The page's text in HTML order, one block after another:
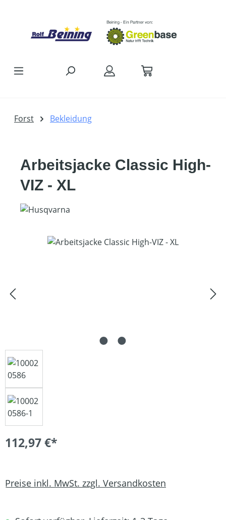
Forst Bekleidung
Arbeitsjacke Classic High-
VIZ - XL
Bildergalerie überspringen
112,97 €*
Preise inkl. MwSt. zzgl. Versandkosten